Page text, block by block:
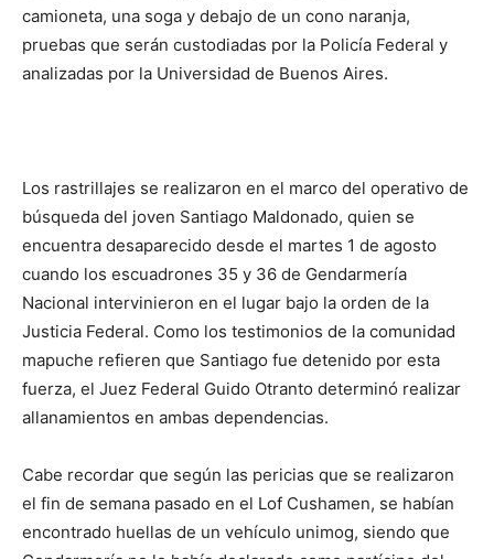
camioneta, una soga y debajo de un cono naranja,
pruebas que serán custodiadas por la Policía Federal y
analizadas por la Universidad de Buenos Aires.
Los rastrillajes se realizaron en el marco del operativo de
búsqueda del joven Santiago Maldonado, quien se
encuentra desaparecido desde el martes 1 de agosto
cuando los escuadrones 35 y 36 de Gendarmería
Nacional intervinieron en el lugar bajo la orden de la
Justicia Federal. Como los testimonios de la comunidad
mapuche refieren que Santiago fue detenido por esta
fuerza, el Juez Federal Guido Otranto determinó realizar
allanamientos en ambas dependencias.
Cabe recordar que según las pericias que se realizaron
el fin de semana pasado en el Lof Cushamen, se habían
encontrado huellas de un vehículo unimog, siendo que